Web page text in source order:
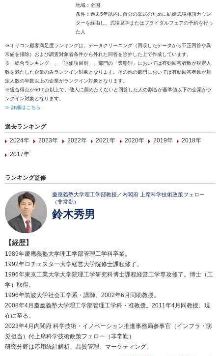
地域：全国
条件：過去5年以内に自分の挙式のために結婚式場相談カウン
ターを経由し、式場見学またはブライダルフェアの予約を行っ
た人
※オリコン顧客満足度ランキングは、データクリーニング（回収したデータから不正回答や異
常値を排除）および調査対象者条件から外れた回答を除外した上で作成しています。
※「総合ランキング」、「評価項目別」、部門の「業態別」においては有効回答者数が規定人
数を満たした企業のみランクイン対象となります。その他の部門においては有効回答者数が規
定人数の半数以上の企業がランクイン対象となります。
※総合得点が60.0点以上で、他人に薦めたくないと回答した人の割合が基準値以下の企業がラ
ンクイン対象となります。
≫ 詳細はこちら
過去ランキング
2024年
2023年 2022年 2021年 2020年 2019年
2018年
2017年
ランキング監修
慶應義塾大学理工学部教授／内閣府 上席科学技術政策フェロー
（非常勤）
鈴木秀男
【経歴】
1989年慶應義塾大学理工学部管理工学科卒業。
1992年ロチェスター大学経営大学院修士課程修了。
1996年東京工業大学大学院理工学研究科博士課程経営工学専攻修了。博士（工
学）取得。
1996年筑波大学社会工学系・講師。2002年6月同助教授。
2008年4月慶應義塾大学理工学部管理工学科・准教授。2011年4月同教授、現
在に至る。
2023年4月内閣府 科学技術・イノベーション推進事務局参事官（インフラ・防
災担当）付上席科学技術政策フェロー（非常勤）
研究分野は応用統計解析、品質管理、マーケティング。